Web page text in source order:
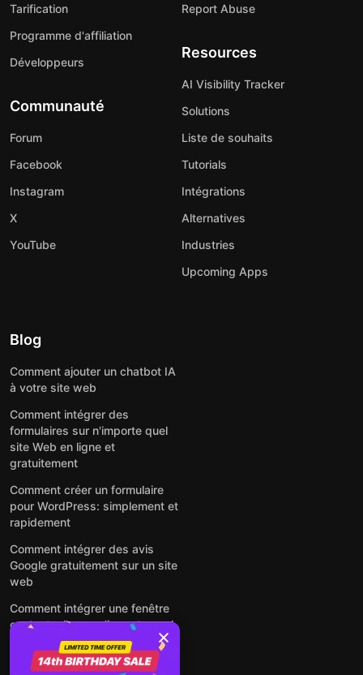
Tarification
Programme d'affiliation
Développeurs
Communauté
Forum
Facebook
Instagram
X
YouTube
Report Abuse
Resources
AI Visibility Tracker
Solutions
Liste de souhaits
Tutorials
Intégrations
Alternatives
Industries
Upcoming Apps
Blog
Comment ajouter un chatbot IA
à votre site web
Comment intégrer des
formulaires sur n'importe quel
site Web en ligne et
gratuitement
Comment créer un formulaire
pour WordPress: simplement et
rapidement
Comment intégrer des avis
Google gratuitement sur un site
web
Comment intégrer une fenêtre
contextuelle sur n'importe quel
Voir tous les articles